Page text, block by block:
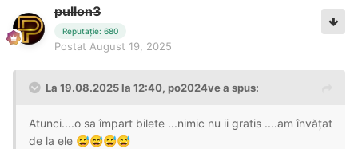
pullon3
Reputație: 680
Postat August 19, 2025
La 19.08.2025 la 12:40, po2024vea spus:
Atunci....o sa împart bilete ...nimic nu ii gratis ....am învățat
de la ele 😅😅😅😅